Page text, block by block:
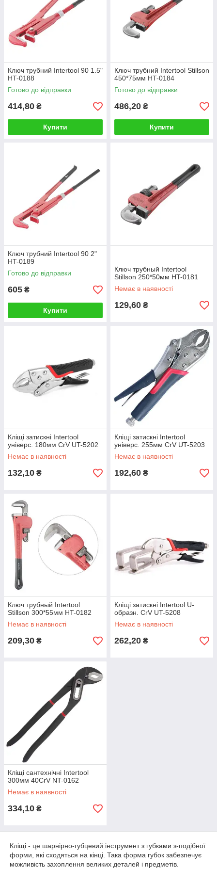
Ключ трубний Intertool 90 1.5"
HT-0188
Готово до відправки
414,80 ₴
Купити
Ключ трубний Intertool Stillson
450*75мм HT-0184
Готово до відправки
486,20 ₴
Купити
Ключ трубний Intertool 90 2"
HT-0189
Готово до відправки
605 ₴
Купити
Ключ трубный Intertool
Stillson 250*50мм HT-0181
Немає в наявності
129,60 ₴
Кліщі затискні Intertool
універс. 180мм CrV UT-5202
Немає в наявності
132,10 ₴
Кліщі затискні Intertool
універс. 255мм CrV UT-5203
Немає в наявності
192,60 ₴
Ключ трубный Intertool
Stillson 300*55мм HT-0182
Немає в наявності
209,30 ₴
Кліщі затискні Intertool U-
образн. CrV UT-5208
Немає в наявності
262,20 ₴
Кліщі сантехнічні Intertool
300мм 40CrV NT-0162
Немає в наявності
334,10 ₴
Кліщі - це шарнірно-губцевий інструмент з губками з-подібної
форми, які сходяться на кінці. Така форма губок забезпечує
можливість захоплення великих деталей і предметів.